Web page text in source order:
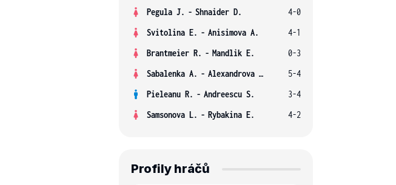
Pegula J. - Shnaider D.
4-0
Svitolina E. - Anisimova A.
4-1
Brantmeier R. - Mandlik E.
0-3
Sabalenka A. - Alexandrova E.
5-4
Pieleanu R. - Andreescu S.
3-4
Samsonova L. - Rybakina E. 4-2
Profily hráčů